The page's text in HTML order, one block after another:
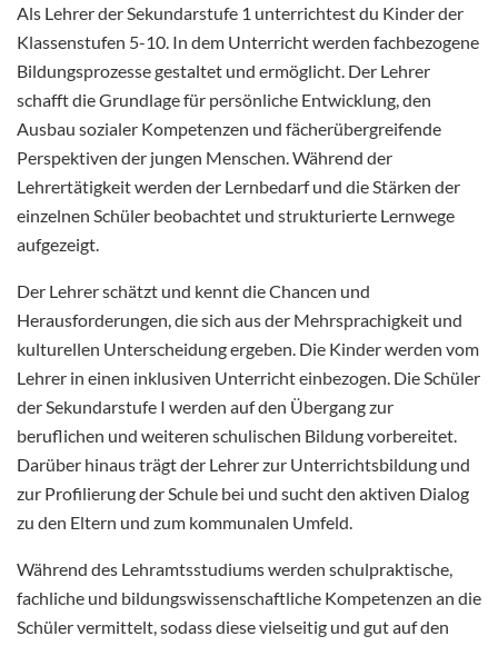
Als Lehrer der Sekundarstufe 1 unterrichtest du Kinder der
Klassenstufen 5-10. In dem Unterricht werden fachbezogene
Bildungsprozesse gestaltet und ermöglicht. Der Lehrer
schafft die Grundlage für persönliche Entwicklung, den
Ausbau sozialer Kompetenzen und fächerübergreifende
Perspektiven der jungen Menschen. Während der
Lehrertätigkeit werden der Lernbedarf und die Stärken der
einzelnen Schüler beobachtet und strukturierte Lernwege
aufgezeigt.
Der Lehrer schätzt und kennt die Chancen und
Herausforderungen, die sich aus der Mehrsprachigkeit und
kulturellen Unterscheidung ergeben. Die Kinder werden vom
Lehrer in einen inklusiven Unterricht einbezogen. Die Schüler
der Sekundarstufe I werden auf den Übergang zur
beruflichen und weiteren schulischen Bildung vorbereitet.
Darüber hinaus trägt der Lehrer zur Unterrichtsbildung und
zur Profilierung der Schule bei und sucht den aktiven Dialog
zu den Eltern und zum kommunalen Umfeld.
Während des Lehramtsstudiums werden schulpraktische,
fachliche und bildungswissenschaftliche Kompetenzen an die
Schüler vermittelt, sodass diese vielseitig und gut auf den